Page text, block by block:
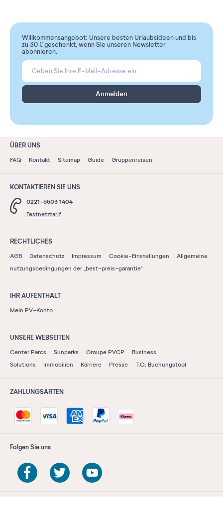
Willkommensangebot: Unsere besten Urlaubsideen und bis
zu 30 € geschenkt, wenn Sie unseren Newsletter
abonnieren.
Anmelden
ÜBER UNS
FAQ Kontakt Sitemap Guide Gruppenreisen
KONTAKTIEREN SIE UNS
0221-6503 1404
Festnetztarif
RECHTLICHES
AGB Datenschutz Impressum Cookie-Einstellungen
Allgemeine
nutzungsbedingungen der „best-preis-garantie“
IHR AUFENTHALT
Mein PV-Konto
UNSERE WEBSEITEN
Center Parcs Sunparks Groupe PVCP
Business
Solutions
Immobilien Karriere Presse T.O. Buchungstool
ZAHLUNGSARTEN
Folgen Sie uns